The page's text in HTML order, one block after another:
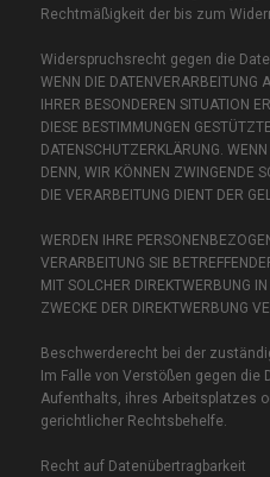
Rechtmäßigkeit der bis zum
Widerspruchsrecht gegen die
WENN DIE DATENVERARBEITUNG
IHRER BESONDEREN SITUATION
DIESE BESTIMMUNGEN
DATENSCHUTZERKLÄRUNG.
DENN, WIR KÖNNEN ZWINGENDE
DIE VERARBEITUNG DIENT DER
WERDEN IHRE
VERARBEITUNG SIE
MIT SOLCHER DIREKTWERBUNG
ZWECKE DER DIREKTWERBUNG
Beschwerde­recht bei der
Im Falle von Verstößen gegen
Aufenthalts, ihres Arbeitsplatzes
gerichtlicher Rechtsbehelfe.
Recht auf Daten­übertrag­barkeit